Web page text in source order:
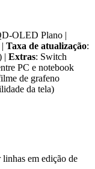
OLED Plano |
Taxa de atualização:
| Extras: Switch
PC e notebook
de grafeno
da tela)
em edição de